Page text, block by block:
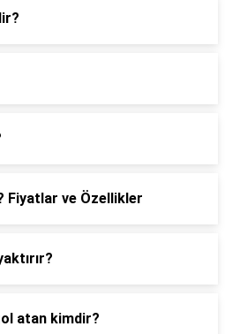
Fiyatlar ve Özellikler
atan kimdir?